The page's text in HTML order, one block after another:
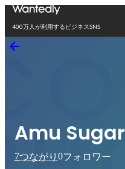
400万人が利用するビジネスSNS
Amu Sugar
7つながり 0フォロワー